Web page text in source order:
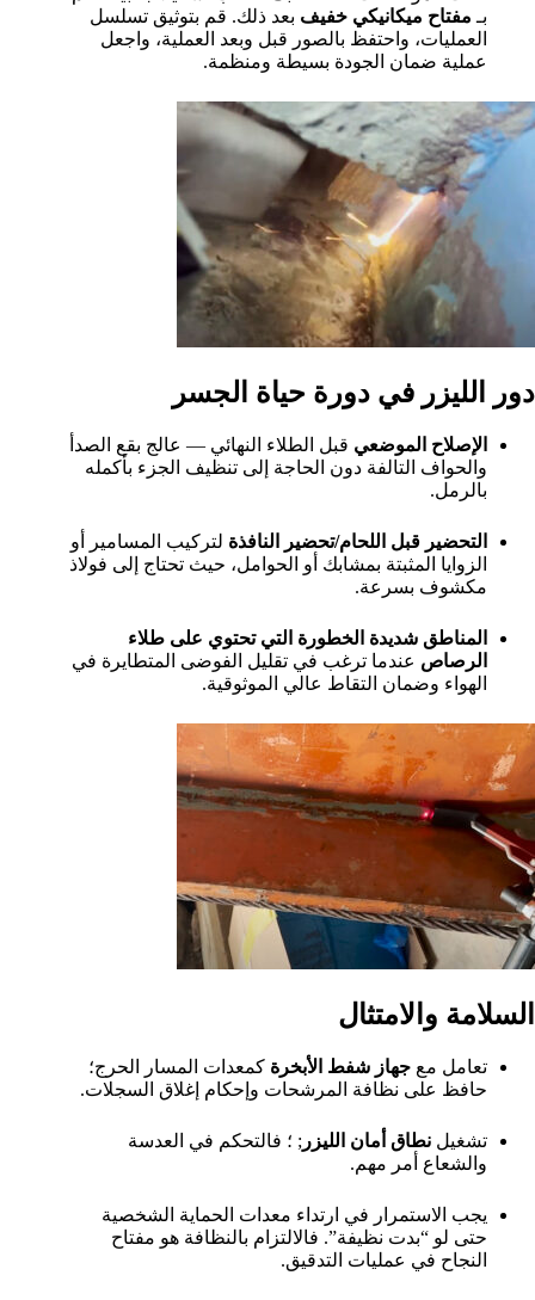
بـ مفتاح ميكانيكي خفيف بعد ذلك. قم بتوثيق تسلسل
العمليات، واحتفظ بالصور قبل وبعد العملية، واجعل
عملية ضمان الجودة بسيطة ومنظمة.
دور الليزر في دورة حياة الجسر
الإصلاح الموضعي قبل الطلاء النهائي — عالج بقع الصدأ
والحواف التالفة دون الحاجة إلى تنظيف الجزء بأكمله
بالرمل.
التحضير قبل اللحام/تحضير النافذة لتركيب المسامير أو
الزوايا المثبتة بمشابك أو الحوامل، حيث تحتاج إلى فولاذ
مكشوف بسرعة.
المناطق شديدة الخطورة التي تحتوي على طلاء
الرصاص عندما ترغب في تقليل الفوضى المتطايرة في
الهواء وضمان التقاط عالي الموثوقية.
السلامة والامتثال
تعامل مع جهاز شفط الأبخرة كمعدات المسار الحرج؛
حافظ على نظافة المرشحات وإحكام إغلاق السجلات.
تشغيل نطاق أمان الليزر ; ؛ فالتحكم في العدسة
والشعاع أمر مهم.
يجب الاستمرار في ارتداء معدات الحماية الشخصية
حتى لو “بدت نظيفة”. فالالتزام بالنظافة هو مفتاح
النجاح في عمليات التدقيق.